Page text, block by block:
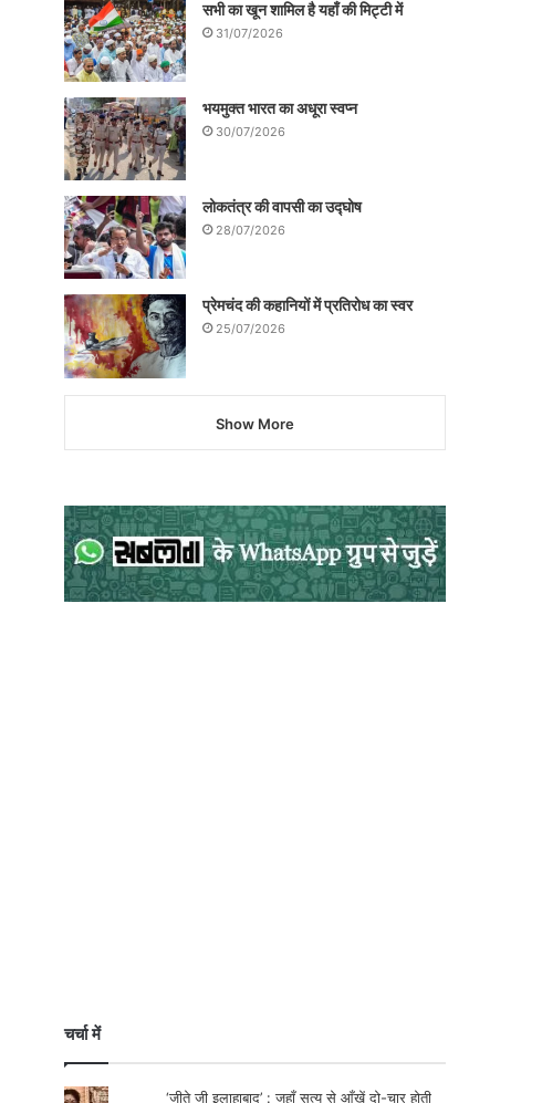
सभी का खून शामिल है यहाँ की मिट्टी में
31/07/2026
भयमुक्त भारत का अधूरा स्वप्न
30/07/2026
लोकतंत्र की वापसी का उद्घोष
28/07/2026
प्रेमचंद की कहानियों में प्रतिरोध का स्वर
25/07/2026
Show More
चर्चा में
‘जीते जी इलाहाबाद’ : जहाँ सत्य से आँखें दो-चार होती